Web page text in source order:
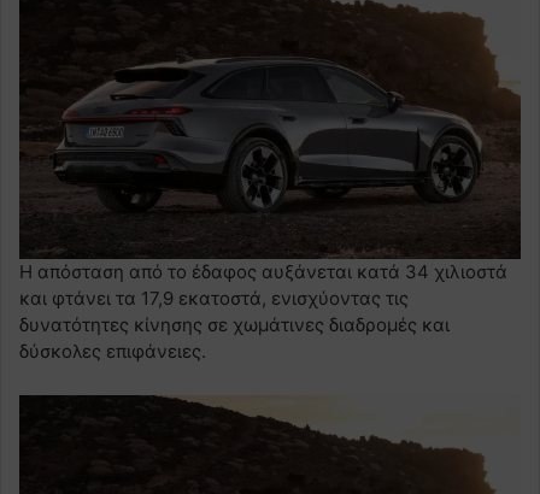
Η απόσταση από το έδαφος αυξάνεται κατά 34 χιλιοστά
και φτάνει τα 17,9 εκατοστά, ενισχύοντας τις
δυνατότητες κίνησης σε χωμάτινες διαδρομές και
δύσκολες επιφάνειες.